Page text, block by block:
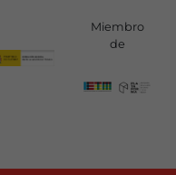
Miembro
de